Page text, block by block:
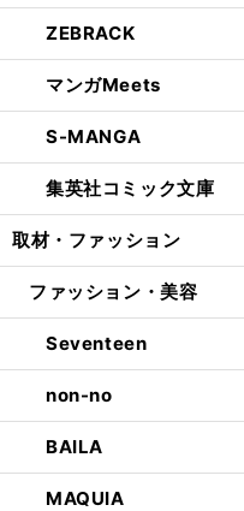
ZEBRACK
マンガMeets
S-MANGA
集英社コミック文庫
取材・ファッション
ファッション・美容
Seventeen
non-no
BAILA
MAQUIA